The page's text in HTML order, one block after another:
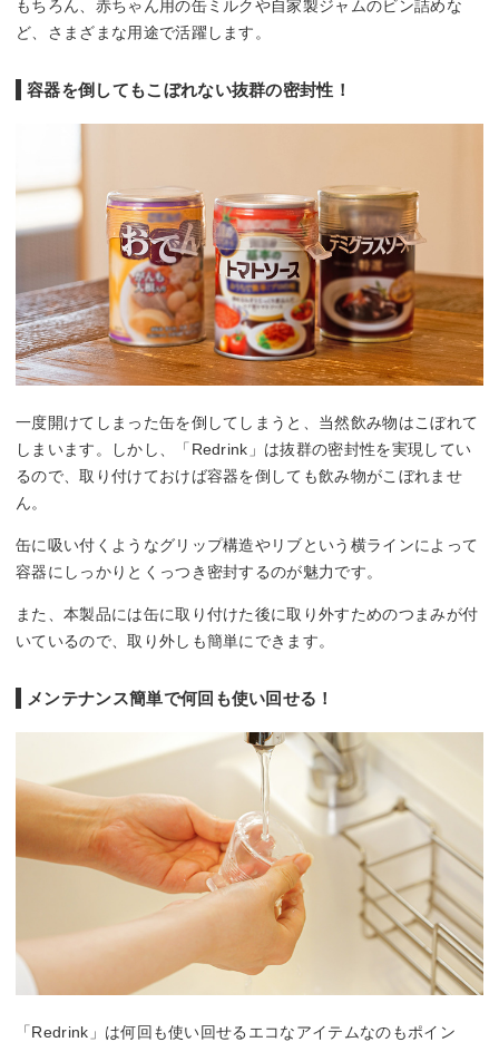
もちろん、赤ちゃん用の缶ミルクや自家製ジャムのビン詰めな
ど、さまざまな用途で活躍します。
容器を倒してもこぼれない抜群の密封性！
一度開けてしまった缶を倒してしまうと、当然飲み物はこぼれて
しまいます。しかし、「Redrink」は抜群の密封性を実現してい
るので、取り付けておけば容器を倒しても飲み物がこぼれませ
ん。
缶に吸い付くようなグリップ構造やリブという横ラインによって
容器にしっかりとくっつき密封するのが魅力です。
また、本製品には缶に取り付けた後に取り外すためのつまみが付
いているので、取り外しも簡単にできます。
メンテナンス簡単で何回も使い回せる！
「Redrink」は何回も使い回せるエコなアイテムなのもポイン